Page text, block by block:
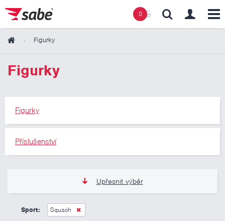
0
Figurky
Figurky
Figurky
Příslušenství
Upřesnit výběr
105 Kč
Sport: Squash
Obsah košíku